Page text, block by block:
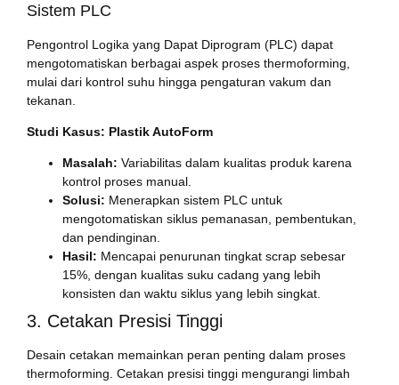
Sistem PLC
Pengontrol Logika yang Dapat Diprogram (PLC) dapat
mengotomatiskan berbagai aspek proses thermoforming,
mulai dari kontrol suhu hingga pengaturan vakum dan
tekanan.
Studi Kasus: Plastik AutoForm
Masalah: Variabilitas dalam kualitas produk karena
kontrol proses manual.
Solusi: Menerapkan sistem PLC untuk
mengotomatiskan siklus pemanasan, pembentukan,
dan pendinginan.
Hasil: Mencapai penurunan tingkat scrap sebesar
15%, dengan kualitas suku cadang yang lebih
konsisten dan waktu siklus yang lebih singkat.
3. Cetakan Presisi Tinggi
Desain cetakan memainkan peran penting dalam proses
thermoforming. Cetakan presisi tinggi mengurangi limbah